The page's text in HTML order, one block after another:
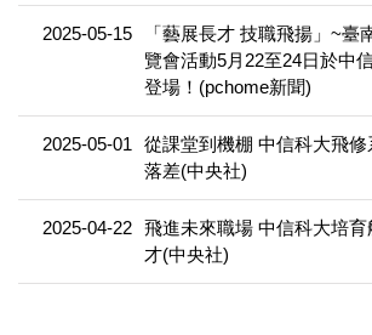
2025-05-15
「藝展長才 技職飛揚」~臺
覽會活動5月22至24日於中
登場！(pchome新聞)
2025-05-01
從課堂到機棚 中信科大飛
落差(中央社)
2025-04-22 飛進未來職場 中信科大培
才(中央社)